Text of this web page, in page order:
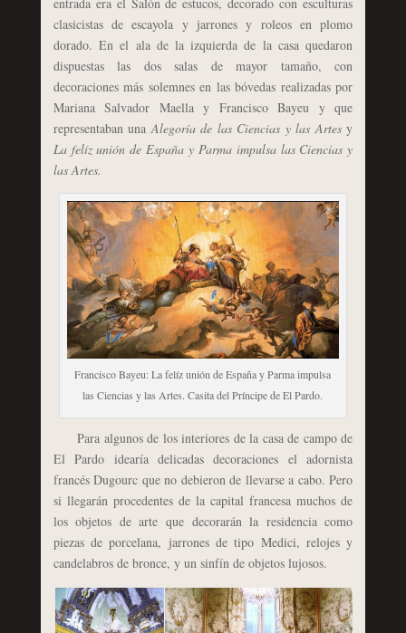
clasicistas de escayola y jarrones y roleos en plomo
dorado. En el ala de la izquierda de la casa quedaron
dispuestas las dos salas de mayor tamaño, con
decoraciones más solemnes en las bóvedas realizadas por
Mariana Salvador Maella y Francisco Bayeu y que
representaban unaAlegoría de las Ciencias y las Artesy
La felíz unión de España y Parma impulsa las Ciencias y
las Artes.
Francisco Bayeu: La felíz unión de España y Parma impulsa
las Ciencias y las Artes. Casita del Príncipe de El Pardo.
Para algunos de los interiores de la casa de campo de
El Pardo idearía delicadas decoraciones el adornista
francés Dugourc que no debieron de llevarse a cabo. Pero
si llegarán procedentes de la capital francesa muchos de
los objetos de arte que decorarán la residencia como
piezas de porcelana, jarrones de tipo Medici, relojes y
candelabros de bronce, y un sinfín de objetos lujosos.